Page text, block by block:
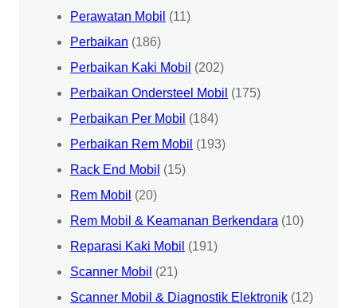
Perawatan Mobil (11)
Perbaikan (186)
Perbaikan Kaki Mobil (202)
Perbaikan Ondersteel Mobil (175)
Perbaikan Per Mobil (184)
Perbaikan Rem Mobil (193)
Rack End Mobil (15)
Rem Mobil (20)
Rem Mobil & Keamanan Berkendara (10)
Reparasi Kaki Mobil (191)
Scanner Mobil (21)
Scanner Mobil & Diagnostik Elektronik (12)